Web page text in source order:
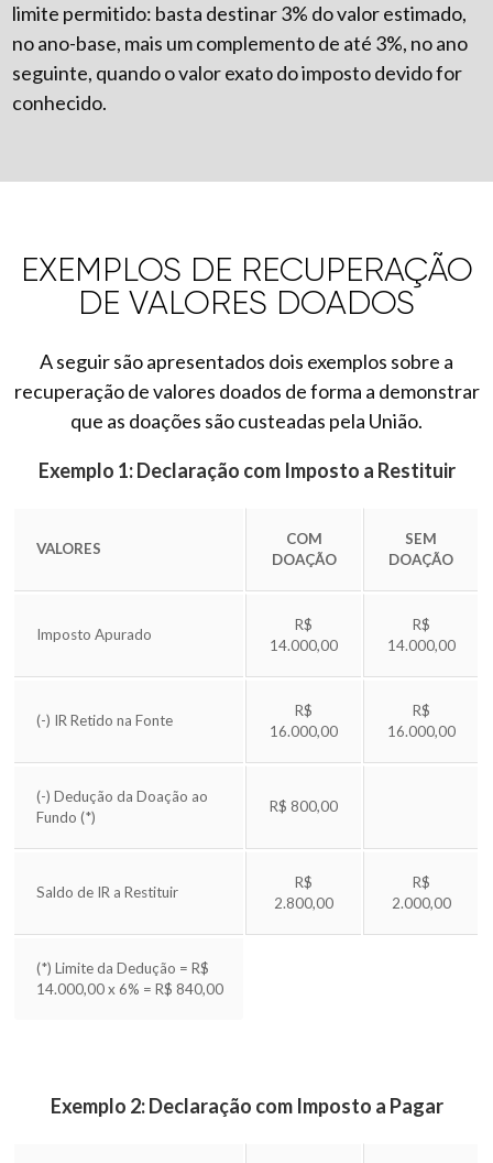
limite permitido: basta destinar 3% do valor estimado,
no ano-base, mais um complemento de até 3%, no ano
seguinte, quando o valor exato do imposto devido for
conhecido.
EXEMPLOS DE RECUPERAÇÃO
DE VALORES DOADOS
A seguir são apresentados dois exemplos sobre a
recuperação de valores doados de forma a demonstrar
que as doações são custeadas pela União.
Exemplo 1: Declaração com Imposto a Restituir
VALORES
COM
DOAÇÃO
SEM
DOAÇÃO
Imposto Apurado
R$
14.000,00
R$
14.000,00
(-) IR Retido na Fonte
R$
16.000,00
R$
16.000,00
(-) Dedução da Doação ao
Fundo (*)
R$ 800,00
Saldo de IR a Restituir
R$
2.800,00
R$
2.000,00
(*) Limite da Dedução = R$
14.000,00 x 6% = R$ 840,00
Exemplo 2: Declaração com Imposto a Pagar